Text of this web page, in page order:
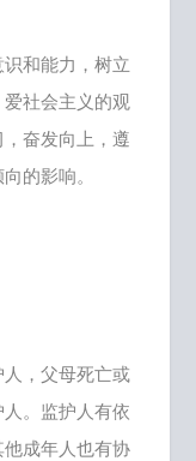
和能力，树立
社会主义的观
奋发向上，遵
的影响。
，父母死亡或
。监护人有依
成年人也有协